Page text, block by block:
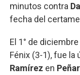
minutos contra
fecha del
El 1° de
Fénix (3-1), fue la
Ramírez en